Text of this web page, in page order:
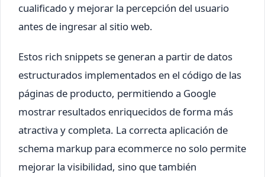
cualificado y mejorar la percepción del usuario
antes de ingresar al sitio web.
Estos rich snippets se generan a partir de datos
estructurados implementados en el código de las
páginas de producto, permitiendo a Google
mostrar resultados enriquecidos de forma más
atractiva y completa. La correcta aplicación de
schema markup para ecommerce no solo permite
mejorar la visibilidad, sino que también